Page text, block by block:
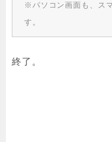
※パソコン画面も、ス
す。
終了。